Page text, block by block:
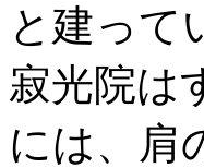
と建って
寂光院は
には、肩